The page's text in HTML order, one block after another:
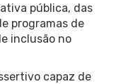
pública, das
programas de
inclusão no
capaz de